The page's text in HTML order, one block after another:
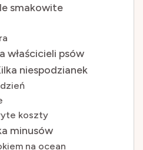
smakowite
właścicieli psów
niespodzianek
koszty
minusów
na ocean